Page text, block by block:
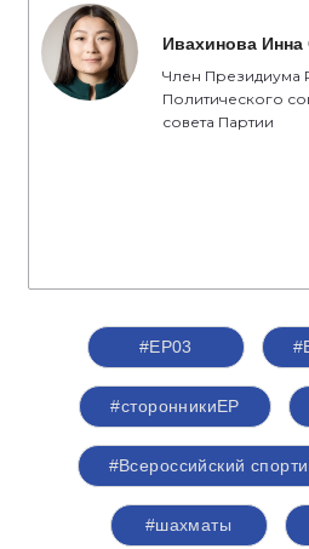
Ивахинова Инна
Член Президиума
Политического
совета Партии
#ЕР03
#сторонникиЕР
#Всероссийский
#шахматы